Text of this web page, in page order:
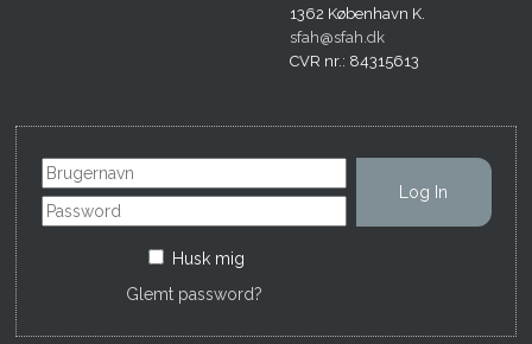
1362 København K.
sfah@sfah.dk
CVR nr.: 84315613
Husk mig
Glemt password?